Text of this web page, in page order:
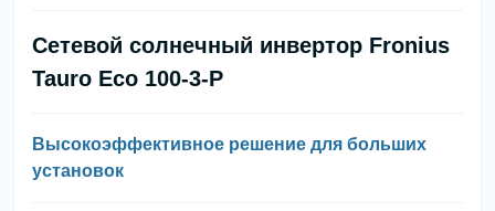
Сетевой солнечный инвертор Fronius
Tauro Eco 100-3-P
Высокоэффективное решение для больших
установок